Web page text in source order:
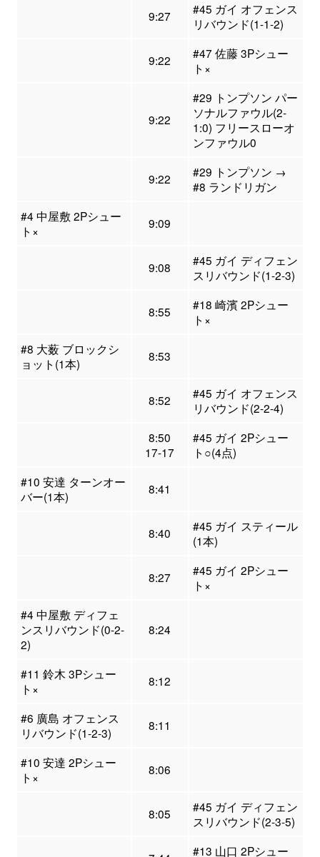
9:27
#45 ガイ オフェンス
リバウンド(1-1-2)
9:22
#47 佐藤 3Pシュー
ト×
9:22
#29 トンプソン パー
ソナルファウル(2-
1:0) フリースローオ
ンファウル0
9:22
#29 トンプソン →
#8 ランドリガン
#4 中屋敷 2Pシュー
ト×
9:09
9:08
#45 ガイ ディフェン
スリバウンド(1-2-3)
8:55
#18 崎濱 2Pシュー
ト×
#8 大薮 ブロックシ
ョット(1本)
8:53
8:52
#45 ガイ オフェンス
リバウンド(2-2-4)
8:50
17-17
#45 ガイ 2Pシュー
ト○(4点)
#10 安達 ターンオー
バー(1本)
8:41
8:40
#45 ガイ スティール
(1本)
8:27
#45 ガイ 2Pシュー
ト×
#4 中屋敷 ディフェ
ンスリバウンド(0-2-
2)
8:24
#11 鈴木 3Pシュー
ト×
8:12
#6 廣島 オフェンス
リバウンド(1-2-3)
8:11
#10 安達 2Pシュー
ト×
8:06
8:05
#45 ガイ ディフェン
スリバウンド(2-3-5)
#13 山口 2Pシュー